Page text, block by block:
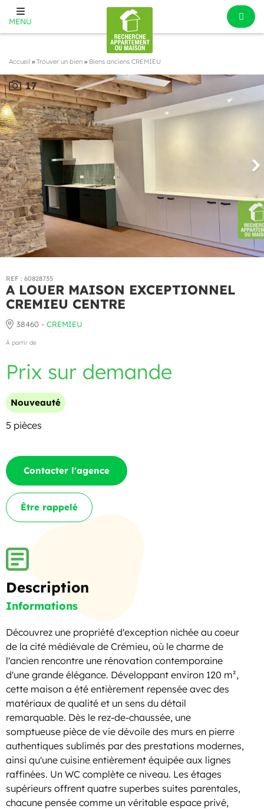
MENU
Accueil » Trouver un bien » Biens anciens CREMIEU
17
REF : 60828735
A LOUER MAISON EXCEPTIONNEL
CREMIEU CENTRE
38460 - CREMIEU
À partir de
Prix sur demande
Nouveauté
5 pièces
Contacter l'agence
Être rappelé
Description
Informations
Découvrez une propriété d'exception nichée au coeur
de la cité médiévale de Crémieu, où le charme de
l'ancien rencontre une rénovation contemporaine
d'une grande élégance. Développant environ 120 m²,
cette maison a été entièrement repensée avec des
matériaux de qualité et un sens du détail
remarquable. Dès le rez-de-chaussée, une
somptueuse pièce de vie dévoile des murs en pierre
authentiques sublimés par des prestations modernes,
ainsi qu'une cuisine entièrement équipée aux lignes
raffinées. Un WC complète ce niveau. Les étages
supérieurs offrent quatre superbes suites parentales,
chacune pensée comme un véritable espace privé,